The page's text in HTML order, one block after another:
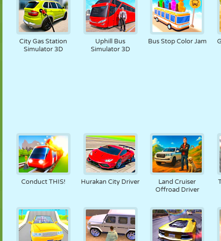
City Gas Station
Simulator 3D
Uphill Bus
Simulator 3D
Bus Stop Color Jam
Conduct THIS! Hurakan City Driver
Land Cruiser
Offroad Driver